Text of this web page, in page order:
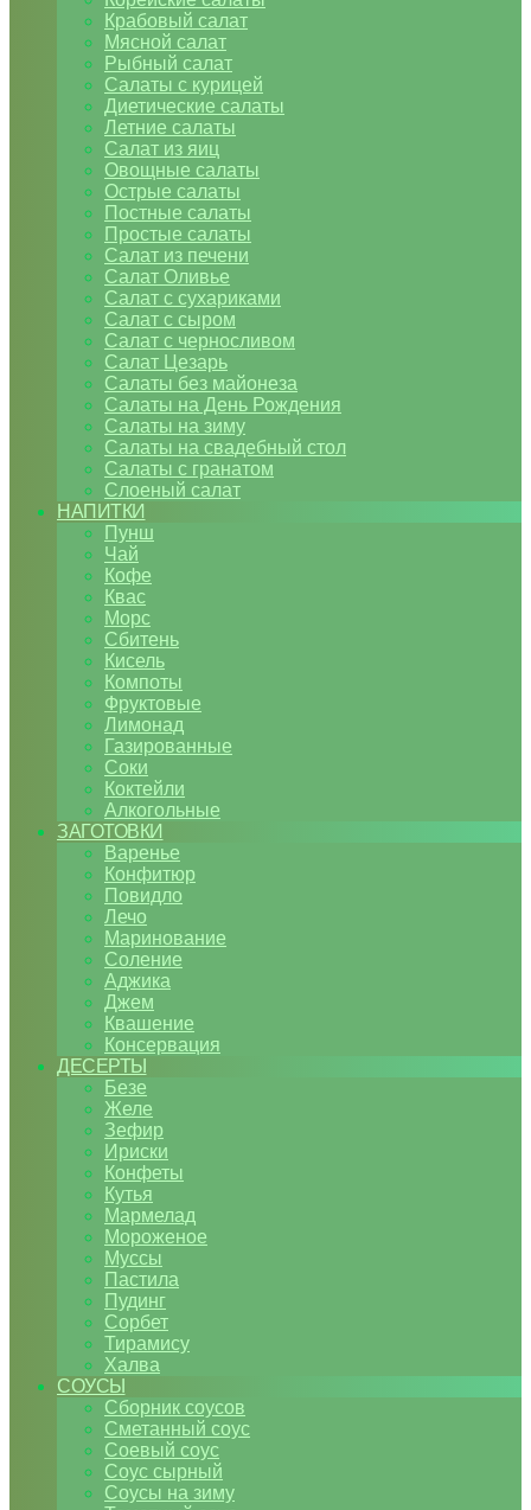
Крабовый салат
Мясной салат
Рыбный салат
Салаты с курицей
Диетические салаты
Летние салаты
Салат из яиц
Овощные салаты
Острые салаты
Постные салаты
Простые салаты
Салат из печени
Салат Оливье
Салат с сухариками
Салат с сыром
Салат с черносливом
Салат Цезарь
Салаты без майонеза
Салаты на День Рождения
Салаты на зиму
Салаты на свадебный стол
Салаты с гранатом
Слоеный салат
НАПИТКИ
Пунш
Чай
Кофе
Квас
Морс
Сбитень
Кисель
Компоты
Фруктовые
Лимонад
Газированные
Соки
Коктейли
Алкогольные
ЗАГОТОВКИ
Варенье
Конфитюр
Повидло
Лечо
Маринование
Соление
Аджика
Джем
Квашение
Консервация
ДЕСЕРТЫ
Безе
Желе
Зефир
Ириски
Конфеты
Кутья
Мармелад
Мороженое
Муссы
Пастила
Пудинг
Сорбет
Тирамису
Халва
СОУСЫ
Сборник соусов
Сметанный соус
Соевый соус
Соус сырный
Соусы на зиму